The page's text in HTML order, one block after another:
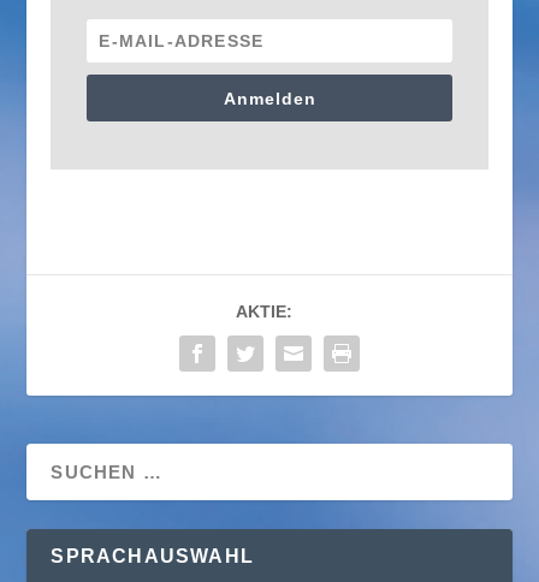
Anmelden
AKTIE:
SPRACHAUSWAHL